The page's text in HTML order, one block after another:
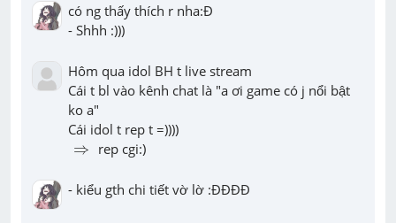
có ng thấy thích r nha:Đ
- Shhh :)))
Hôm qua idol BH t live stream
Cái t bl vào kênh chat là "a ơi game có j nổi bật
ko a"
⇒
⇒ rep cgi:)
- kiểu gth chi tiết vờ lờ :ĐĐĐĐ